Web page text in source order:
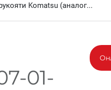
Komatsu (аналог...
01-